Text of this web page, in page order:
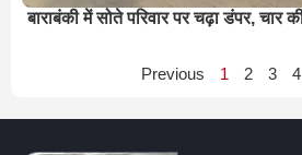
बाराबंकी में सोते परिवार पर चढ़ा डंपर, चार
Previous 1 2 3 4